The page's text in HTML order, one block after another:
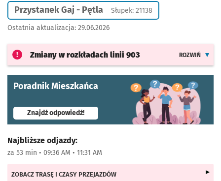
Przystanek Gaj - Pętla Słupek: 21138
Ostatnia aktualizacja: 29.06.2026
Zmiany w rozkładach linii 903 ROZWIŃ
Poradnik Mieszkańca
Znajdź odpowiedź!- otworzy się w nowej karcie
Najbliższe odjazdy:
za 53 min • 09:36 AM • 11:31 AM
ZOBACZ TRASĘ I CZASY PRZEJAZDÓW